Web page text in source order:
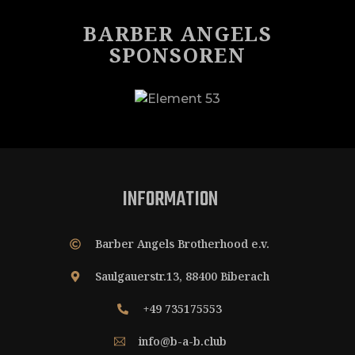
BARBER ANGELS
SPONSOREN
INFORMATION
Barber Angels Brotherhood e.v.
Saulgauerstr.13, 88400 Biberach
+49 735175553
info@b-a-b.club